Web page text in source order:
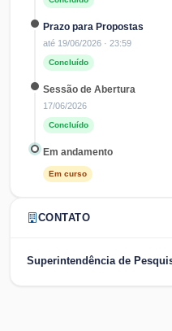
Prazo para Propostas
até 19/06/2026 · 23:59
Concluído
Sessão de Abertura
17/06/2026
Concluído
Em andamento
Em curso
CONTATO
Superintendência de